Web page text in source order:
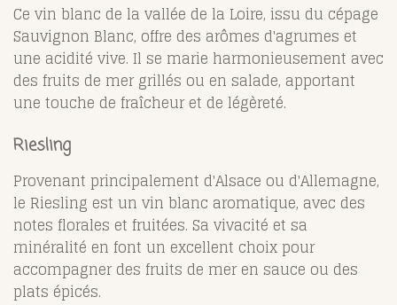
Ce vin blanc de la vallée de la Loire, issu du cépage
Sauvignon Blanc, offre des arômes d'agrumes et
une acidité vive. Il se marie harmonieusement avec
des fruits de mer grillés ou en salade, apportant
une touche de fraîcheur et de légèreté.
Riesling
Provenant principalement d'Alsace ou d'Allemagne,
le Riesling est un vin blanc aromatique, avec des
notes florales et fruitées. Sa vivacité et sa
minéralité en font un excellent choix pour
accompagner des fruits de mer en sauce ou des
plats épicés.